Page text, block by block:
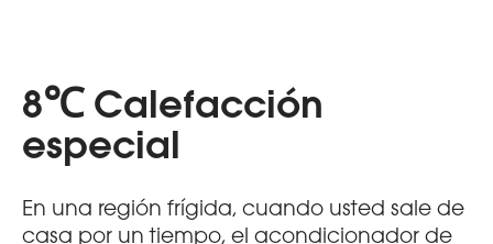
8℃ Calefacción
especial
En una región frígida, cuando usted sale de
casa por un tiempo, el acondicionador de